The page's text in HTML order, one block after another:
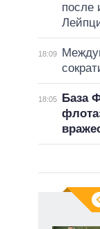
после
18:09
18:05
База